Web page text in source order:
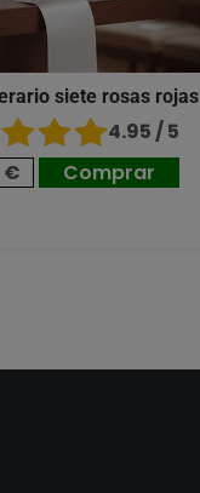
siete rosas rojas
4.95 / 5
€
Comprar